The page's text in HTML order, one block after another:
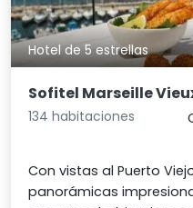
Hotel de 5 estrellas
Sofitel Marseille
134 habitaciones
Con vistas al Puerto
panorámicas